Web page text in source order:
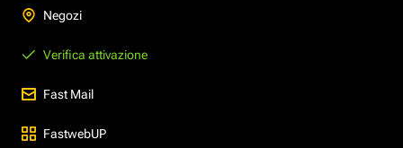
Negozi
Verifica attivazione
Fast Mail
FastwebUP